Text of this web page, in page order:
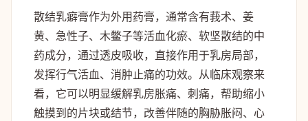
散结乳癖膏作为外用药膏，通常含有莪术、姜
黄、急性子、木鳖子等活血化瘀、软坚散结的中
药成分，通过透皮吸收，直接作用于乳房局部，
发挥行气活血、消肿止痛的功效。从临床观察来
看，它可以明显缓解乳房胀痛、刺痛，帮助缩小
触摸到的片块或结节，改善伴随的胸胁胀闷、心